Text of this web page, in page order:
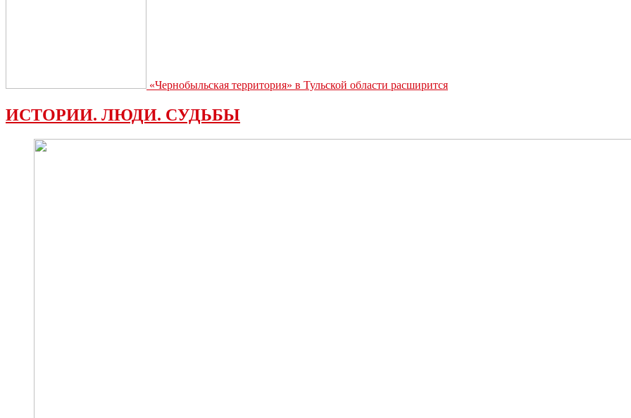
«Чернобыльская территория» в Тульской области расширится
ИСТОРИИ. ЛЮДИ. СУДЬБЫ